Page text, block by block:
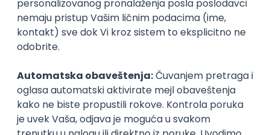
@
POSLOVI NA MAIL
KATEGORIJA
TEHNOLOGIJA
POSLODAVAC
GRAD
SENIORITET
NAČIN RADA